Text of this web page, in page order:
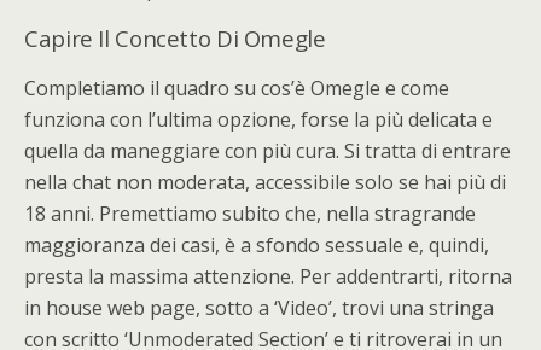
Capire Il Concetto Di Omegle
Completiamo il quadro su cos’è Omegle e come
funziona con l’ultima opzione, forse la più delicata e
quella da maneggiare con più cura. Si tratta di entrare
nella chat non moderata, accessibile solo se hai più di
18 anni. Premettiamo subito che, nella stragrande
maggioranza dei casi, è a sfondo sessuale e, quindi,
presta la massima attenzione. Per addentrarti, ritorna
in house web page, sotto a ‘Video’, trovi una stringa
con scritto ‘Unmoderated Section’ e ti ritroverai in un